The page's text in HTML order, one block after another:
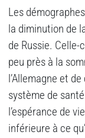
Les
la diminution de
de Russie. Celle-
peu près à la
l’Allemagne et
système de
l’espérance de
inférieure à ce